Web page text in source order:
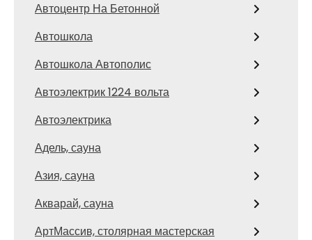
Автоцентр На Бетонной
Автошкола
Автошкола Автополис
Автоэлектрик 1224 вольта
Автоэлектрика
Адель, сауна
Азия, сауна
Акварай, сауна
АртМассив, столярная мастерская